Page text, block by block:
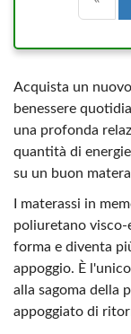
Acquista un
benessere
una profonda
quantità di
su un buon
I materassi in
poliuretano visco-
forma e diventa
appoggio. È
alla sagoma della
appoggiato di